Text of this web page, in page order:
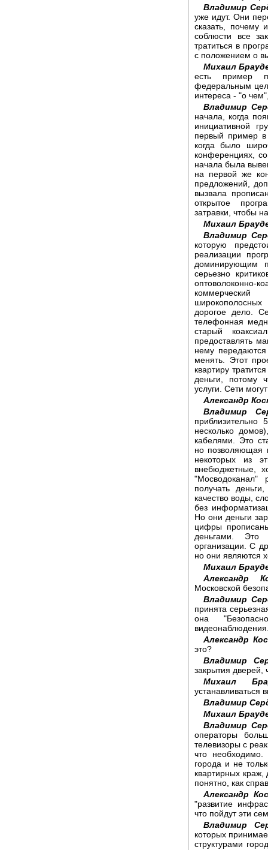
Владимир
уже идут. Они
сказать, почему
соблюсти все
тратиться в
с положением о
Михаил
есть пример
федеральным
интереса - "о
Владимир
начала, когда
инициативной
первый пример в
когда было
конференциях,
начала была
на первой же
предложений,
вызвала
открытое
затравки, чтобы
Михаил
Владимир
которую
реализации
доминирующим
серьезно
дорогое дело.
телефонная
старый
предоставлять
нему
менять. Этот
квартиру
деньги, потому
услуги. Сети
Александр
Владимир
несколько
кабелями. Это
но позволяющая
некоторых из
внебюджетные,
"Мосводоканал"
получать
качество воды,
без
Но они деньги
цифры
деньгами. Это
организации. С
но они являются
Михаил
Александр
Московской
Владимир
принята
она
Александр
это?
Владимир
закрытия дверей,
Михаил
устанавливаться
Владимир
Михаил
Владимир
операторы
телевизоры с
что
города и не
квартирных
понятно, как
Александр
"развитие
что пойдут эти
Владимир
которых
структурами